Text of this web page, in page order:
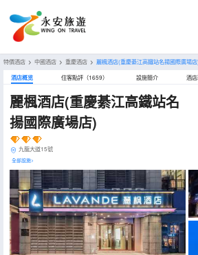
特價酒店 > 中國酒店 > 重慶酒店 > 麗楓酒店(重慶綦江高鐵站名揚國際廣場店)
酒店概览 住客點評（1659） 設施簡介 酒
麗楓酒店(重慶綦江高鐵站名
揚國際廣場店)
九龍大道15號
全部設施>